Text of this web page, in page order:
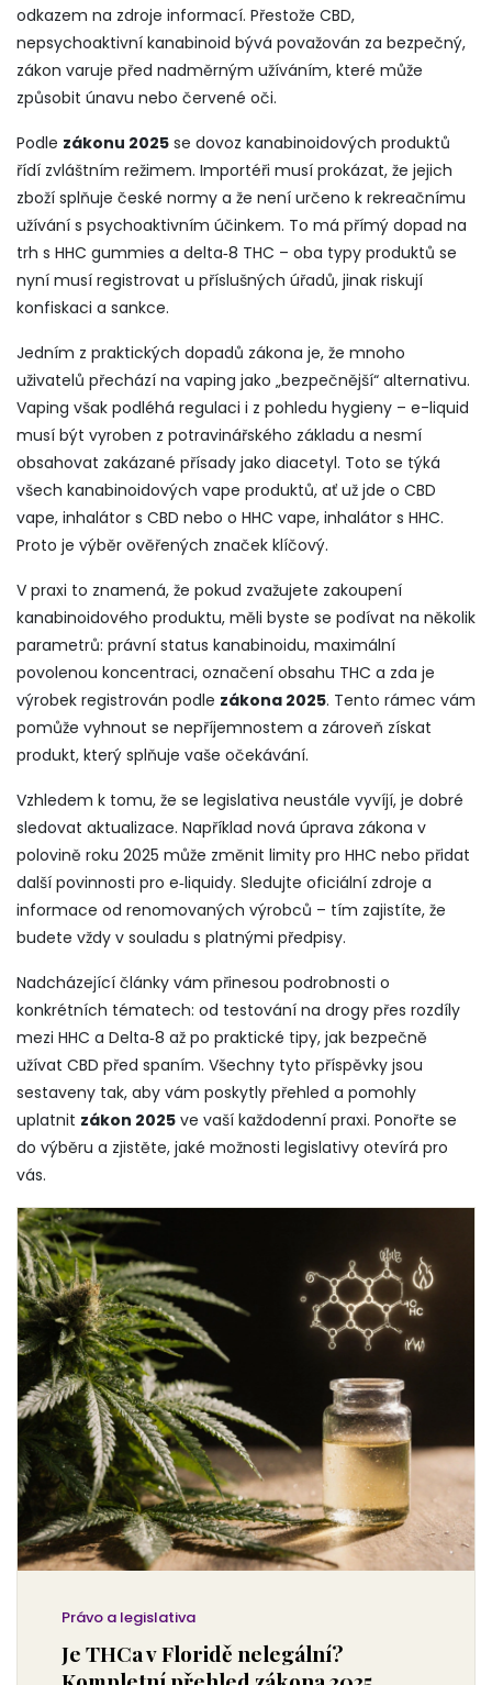
odkazem na zdroje informací. Přestože CBD,
nepsychoaktivní kanabinoid bývá považován za bezpečný,
zákon varuje před nadměrným užíváním, které může
způsobit únavu nebo červené oči.
Podle zákonu 2025 se dovoz kanabinoidových produktů
řídí zvláštním režimem. Importéři musí prokázat, že jejich
zboží splňuje české normy a že není určeno k rekreačnímu
užívání s psychoaktivním účinkem. To má přímý dopad na
trh s HHC gummies a delta‑8 THC – oba typy produktů se
nyní musí registrovat u příslušných úřadů, jinak riskují
konfiskaci a sankce.
Jedním z praktických dopadů zákona je, že mnoho
uživatelů přechází na vaping jako „bezpečnější“ alternativu.
Vaping však podléhá regulaci i z pohledu hygieny – e-liquid
musí být vyroben z potravinářského základu a nesmí
obsahovat zakázané přísady jako diacetyl. Toto se týká
všech kanabinoidových vape produktů, ať už jde o CBD
vape, inhalátor s CBD nebo o HHC vape, inhalátor s HHC.
Proto je výběr ověřených značek klíčový.
V praxi to znamená, že pokud zvažujete zakoupení
kanabinoidového produktu, měli byste se podívat na několik
parametrů: právní status kanabinoidu, maximální
povolenou koncentraci, označení obsahu THC a zda je
výrobek registrován podle zákona 2025. Tento rámec vám
pomůže vyhnout se nepříjemnostem a zároveň získat
produkt, který splňuje vaše očekávání.
Vzhledem k tomu, že se legislativa neustále vyvíjí, je dobré
sledovat aktualizace. Například nová úprava zákona v
polovině roku 2025 může změnit limity pro HHC nebo přidat
další povinnosti pro e‑liquidy. Sledujte oficiální zdroje a
informace od renomovaných výrobců – tím zajistíte, že
budete vždy v souladu s platnými předpisy.
Nadcházející články vám přinesou podrobnosti o
konkrétních tématech: od testování na drogy přes rozdíly
mezi HHC a Delta‑8 až po praktické tipy, jak bezpečně
užívat CBD před spaním. Všechny tyto příspěvky jsou
sestaveny tak, aby vám poskytly přehled a pomohly
uplatnit zákon 2025 ve vaší každodenní praxi. Ponořte se
do výběru a zjistěte, jaké možnosti legislativy otevírá pro
vás.
Právo a legislativa
Je THCa v Floridě nelegální?